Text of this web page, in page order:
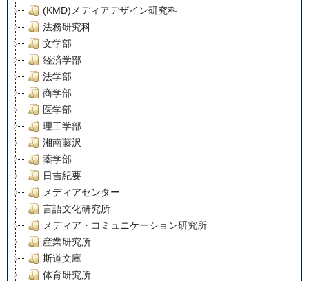
(KMD)メディアデザイン研究科
法務研究科
文学部
経済学部
法学部
商学部
医学部
理工学部
湘南藤沢
薬学部
日吉紀要
メディアセンター
言語文化研究所
メディア・コミュニケーション研究所
産業研究所
斯道文庫
体育研究所